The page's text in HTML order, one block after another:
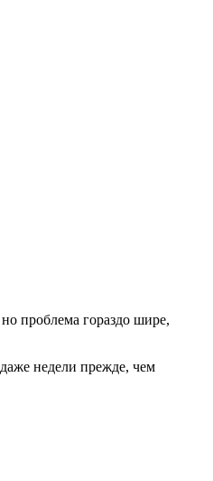
проблема гораздо шире,
недели прежде, чем